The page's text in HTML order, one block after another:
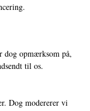
dog opmærksom på,
til os.
Dog modererer vi